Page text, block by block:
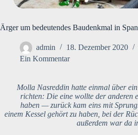
Ärger um bedeutendes Baudenkmal in
admin 18. Dezember 2020
Ein Kommentar
Molla Nasreddin hatte einmal über
richten: Die eine wollte der anderen
haben — zurück kam eins mit
einem Kessel gehört zu haben, bei der
außerdem war da